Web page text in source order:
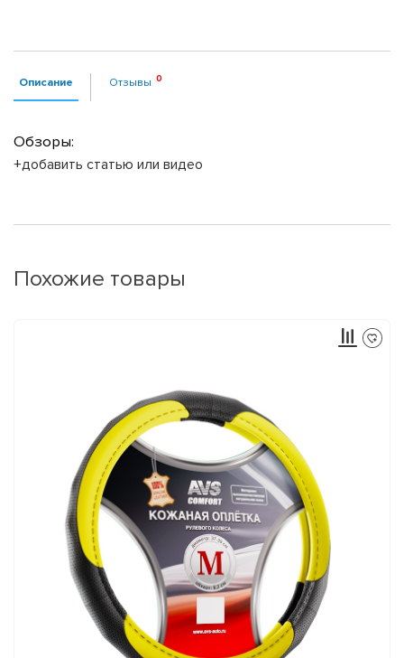
Описание Отзывы
Обзоры:
+добавить статью или видео
Похожие товары